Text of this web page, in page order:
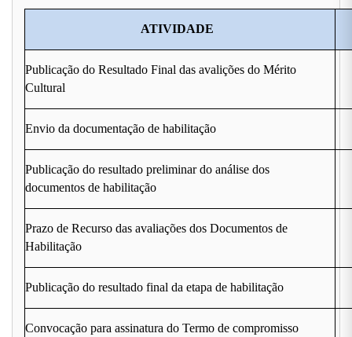
ATIVIDADE
Publicação do Resultado Final das avalições do Mérito
Cultural
Envio da documentação de habilitação
Publicação do resultado preliminar do análise dos
documentos de habilitação
Prazo de Recurso das avaliações dos Documentos de
Habilitação
Publicação do resultado final da etapa de habilitação
Convocação para assinatura do Termo de compromisso